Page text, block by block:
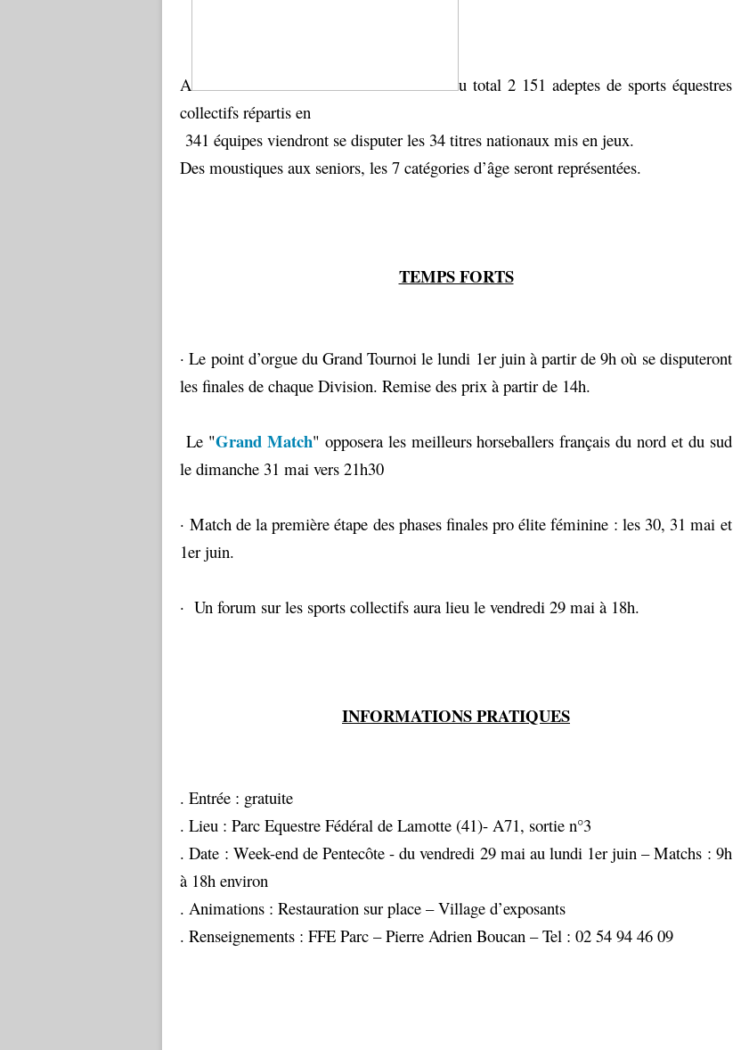
A
u total 2 151 adeptes de sports équestres
collectifs répartis en
341 équipes viendront se disputer les 34 titres nationaux mis en jeux.
Des moustiques aux seniors, les 7 catégories d’âge seront représentées.
TEMPS FORTS
· Le point d’orgue du Grand Tournoi le lundi 1er juin à partir de 9h où se disputeront
les finales de chaque Division. Remise des prix à partir de 14h.
Le "Grand Match" opposera les meilleurs horseballers français du nord et du sud
le dimanche 31 mai vers 21h30
· Match de la première étape des phases finales pro élite féminine : les 30, 31 mai et
1er juin.
· Un forum sur les sports collectifs aura lieu le vendredi 29 mai à 18h.
INFORMATIONS PRATIQUES
. Entrée : gratuite
. Lieu : Parc Equestre Fédéral de Lamotte (41)- A71, sortie n°3
. Date : Week-end de Pentecôte - du vendredi 29 mai au lundi 1er juin – Matchs : 9h
à 18h environ
. Animations : Restauration sur place – Village d’exposants
. Renseignements : FFE Parc – Pierre Adrien Boucan – Tel : 02 54 94 46 09